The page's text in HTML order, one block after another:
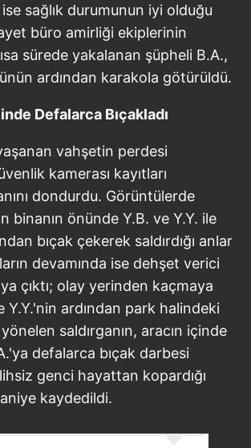
sağlık durumunun iyi olduğu
büro amirliği ekiplerinin
sürede yakalanan şüpheli B.A.,
ardından karakola götürüldü.
Defalarca Bıçakladı
vahşetin perdesi
kamerası kayıtları
dondurdu. Görüntülerde
binanın önünde Y.B. ve Y.Y. ile
bıçak çekerek saldırdığı anlar
devamında ise dehşet verici
çıktı; olay yerinden kaçmaya
Y.Y.'nin ardından park halindeki
saldırganın, aracın içinde
defalarca bıçak darbesi
genci hayattan kopardığı
kaydedildi.